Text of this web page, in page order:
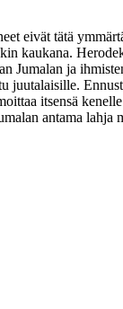
eivät tätä
kaukana.
Jumalan ja
juutalaisille.
itsensä
antama lahja